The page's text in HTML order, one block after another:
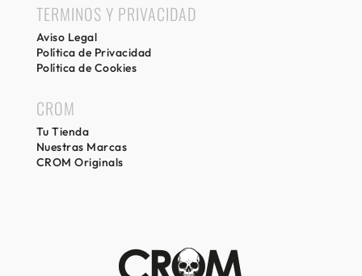
TERMINOS Y PRIVACIDAD
Aviso Legal
Política de Privacidad
Política de Cookies
CROM
Tu Tienda
Nuestras Marcas
CROM Originals